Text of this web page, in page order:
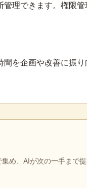
理できます。権限管
間を企画や改善に振り
め、AIが次の一手まで提